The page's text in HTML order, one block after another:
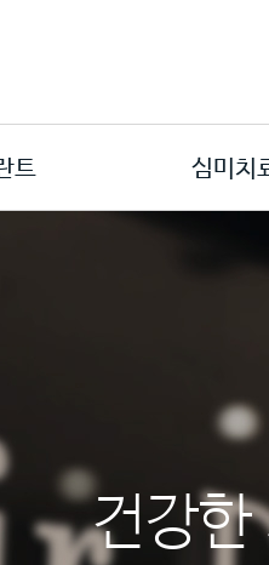
트 심미치
건강한